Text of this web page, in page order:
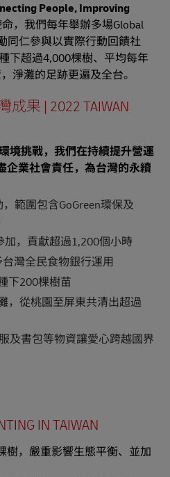
People, Improving
，我們每年舉辦多場Global
同仁參與以實際行動回饋社
下超過4,000棵樹、平均每年
淨灘的足跡更遍及全台。
果 | 2022 TAIWAN
境挑戰，我們在持續提升營運
企業社會責任，為台灣的永續
範圍包含GoGreen環保及
，貢獻超過1,200個小時
灣全民食物銀行運用
下200棵樹苗
，從桃園至屏東共清出超過
及書包等物資讓愛心跨越國界
IN TAIWAN
樹，嚴重影響生態平衡、並加